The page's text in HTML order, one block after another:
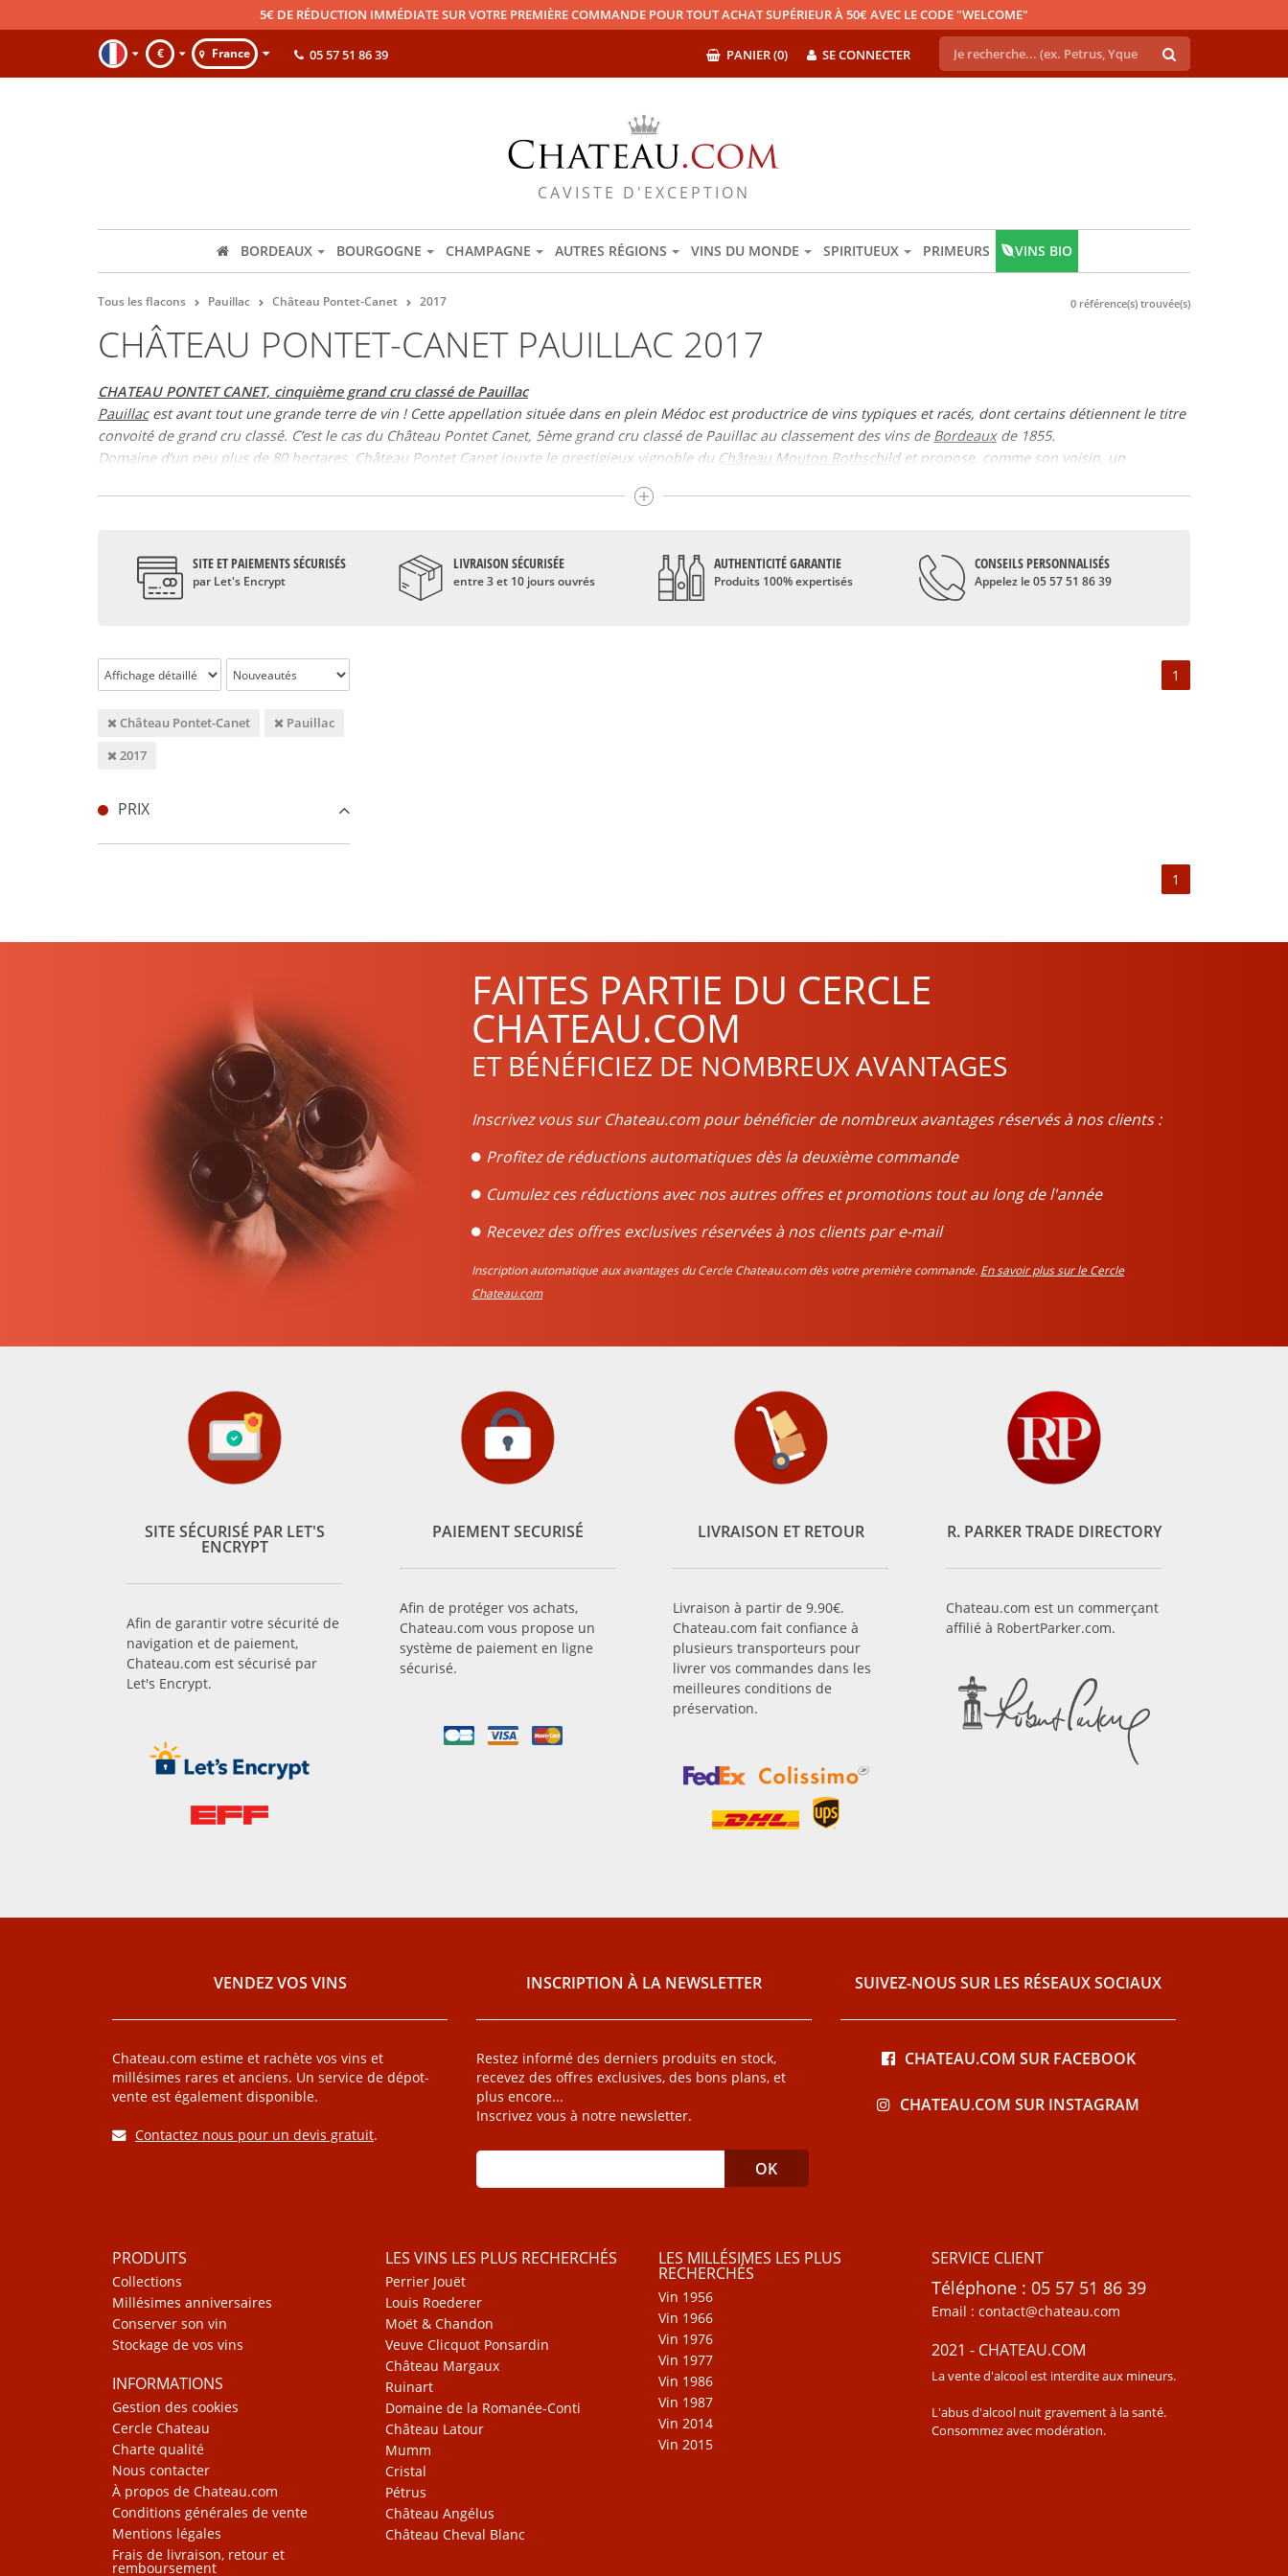
5€ DE RÉDUCTION IMMÉDIATE SUR VOTRE PREMIÈRE COMMANDE POUR TOUT ACHAT SUPÉRIEUR À 50€ AVEC LE CODE "WELCOME"
€ France SE CONNECTER
PANIER (0)
05 57 51 86 39
CAVISTE D'EXCEPTION
BORDEAUX BOURGOGNE CHAMPAGNE AUTRES RÉGIONS VINS DU MONDE SPIRITUEUX PRIMEURS VINS BIO
Tous les flacons Pauillac Château Pontet-Canet 2017 0 référence(s) trouvée(s)
CHÂTEAU PONTET-CANET PAUILLAC 2017
CHATEAU PONTET CANET, cinquième grand cru classé de Pauillac
Pauillacest avant tout une grande terre de vin ! Cette appellation située dans en plein Médoc est productrice de vins typiques et racés, dont certains détiennent le titre
convoité de grand cru classé. C’est le cas du Château Pontet Canet, 5ème grand cru classé de Pauillac au classement des vins de Bordeauxde 1855.
Domaine d’un peu plus de 80 hectares, Château Pontet Canet jouxte le prestigieux vignoble du Château Mouton Rothschildet propose, comme son voisin, un
confits, arômes boisés, mais aussi empyreumatiques. Pontet Canet est avant tout le fruit d’un terroir ; et il faut dire qu’à Pauillac, les vins sont très typiques car le
terroir est très homogène. La qualité des vins ainsi que leurs nuances dépend du domaine ou Château exploitant le vignoble dont il est propriétaire. Pontet Canet
s’inscrit donc dans la lignée des vins de son appellation. A la fois unique, racé et élégant, Pontet Canet garde l’identité des vins de Pauillac.
Depuis le XVIIIème siècle, Château Pontet Canet a pris forme et trouvé sa configuration actuelle, n’ayant pas connu comme certains autres domaines du bordelais, le
changement intempestif de propriétaires. En effet, seulement trois familles ont été à la tête de la propriété, dont Guy Tesseron le propriétaire actuel, ayant acquis le
A Château Pontet Canet, la qualité n’a eu de cesse de s’améliorer depuis le 18ème siècle. Des millésimes notables ont vu le jour depuis lors, tels Pontet Canet 2009.
Complexe, élégant, Pontet Canet 2009 a dévoilé des arômes fruités et floraux (cassis et violette) et a su séduire la critique. Oui, Pontet Canet 2009 a décidément l’étoffe
Figurant parmi les plus célèbres appellations du Médoc, le vin de Pauillac nous vient de la rive gauche du vignoble médocain, sur la commune de Pauillac. Pauillac
bénéficie d’un terroir exceptionnel propice à la réalisation de grands vins tels que le Mouton-Rothschild, le Latour ou le Lafite-Rothschild, premiers crus de
l’appellation. Microclimat, sols sableux, marneux et calcaires, le climat et la géologie dont jouissent les 1200 hectares de vignes sont idéaux pour la culture des cépages
Le vin Pauillac est un vin rouge qui se conserve plusieurs années afin d’atteindre son paroxysme. En vieillissant, le vin de Pauillac gagne en complexité ainsi qu’en
profondeur. Il mérite donc d’attendre quelques années avant de le déguster.
Le Pauillac vin de caractère
Le vin Pauillac est un vin très typique. Sa robe sombre, tire sur le violet et le rouge. Complexe, avec des arômes de fruits rouges et noirs ainsi que des notes boisées, il
se mariera de ce fait avec la viande rouge : le rôti par exemple, le bœuf, l’agneau, et certains gibiers tels que la biche etc. Il pourra également accompagner certaines
volailles, telles que du canard.
SITE ET PAIEMENTS SÉCURISÉS
par Let's Encrypt
LIVRAISON SÉCURISÉE
entre 3 et 10 jours ouvrés
AUTHENTICITÉ GARANTIE
Produits 100% expertisés
CONSEILS PERSONNALISÉS
Appelez le 05 57 51 86 39
1
Château Pontet-Canet
Pauillac
2017
PRIX
1
FAITES PARTIE DU CERCLE
CHATEAU.COM
ET BÉNÉFICIEZ DE NOMBREUX AVANTAGES
Inscrivez vous sur Chateau.com pour bénéficier de nombreux avantages réservés à nos clients :
Profitez de réductions automatiques dès la deuxième commande
Cumulez ces réductions avec nos autres offres et promotions tout au long de l'année
Recevez des offres exclusives réservées à nos clients par e-mail
Inscription automatique aux avantages du Cercle Chateau.com dès votre première commande. En savoir plus sur le Cercle
Chateau.com
SITE SÉCURISÉ PAR LET'S
ENCRYPT
Afin de garantir votre sécurité de
navigation et de paiement,
Chateau.com est sécurisé par
Let's Encrypt.
PAIEMENT SECURISÉ
Afin de protéger vos achats,
Chateau.com vous propose un
système de paiement en ligne
sécurisé.
LIVRAISON ET RETOUR
Livraison à partir de 9.90€.
Chateau.com fait confiance à
plusieurs transporteurs pour
livrer vos commandes dans les
meilleures conditions de
préservation.
R. PARKER TRADE DIRECTORY
Chateau.com est un commerçant
affilié à RobertParker.com.
VENDEZ VOS VINS
Chateau.com estime et rachète vos vins et
millésimes rares et anciens. Un service de dépot-
vente est également disponible.
Contactez nous pour un devis gratuit.
INSCRIPTION À LA NEWSLETTER
Restez informé des derniers produits en stock,
recevez des offres exclusives, des bons plans, et
plus encore...
Inscrivez vous à notre newsletter.
SUIVEZ-NOUS SUR LES RÉSEAUX SOCIAUX
CHATEAU.COM SUR FACEBOOK
CHATEAU.COM SUR INSTAGRAM
PRODUITS
Collections
Millésimes anniversaires
Conserver son vin
Stockage de vos vins
INFORMATIONS
Gestion des cookies
Cercle Chateau
Charte qualité
Nous contacter
À propos de Chateau.com
Conditions générales de vente
Mentions légales
Frais de livraison, retour et
remboursement
LES VINS LES PLUS RECHERCHÉS
Perrier Jouët
Louis Roederer
Moët & Chandon
Veuve Clicquot Ponsardin
Château Margaux
Ruinart
Domaine de la Romanée-Conti
Château Latour
Mumm
Cristal
Pétrus
Château Angélus
Château Cheval Blanc
LES MILLÉSIMES LES PLUS
RECHERCHÉS
Vin 1956
Vin 1966
Vin 1976
Vin 1977
Vin 1986
Vin 1987
Vin 2014
Vin 2015
SERVICE CLIENT
Téléphone : 05 57 51 86 39
Email : contact@chateau.com
2021 - CHATEAU.COM
La vente d'alcool est interdite aux mineurs.
L'abus d'alcool nuit gravement à la santé.
Consommez avec modération.